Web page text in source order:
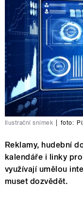
Ilustrační snímek foto:
Reklamy, hudební
kalendáře i linky
využívají umělou
muset dozvědět.